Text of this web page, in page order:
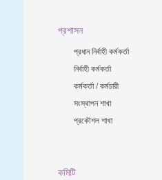
প্রশাসন
প্রধান নির্বাহী কর্মকর্তা
নির্বাহী কর্মকর্তা
কর্মকর্তা / কর্মচারী
সংস্থাপন শাখা
প্রকৌশল শাখা
কমিটি